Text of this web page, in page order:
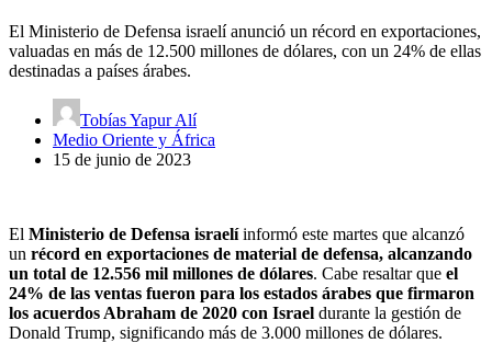
El Ministerio de Defensa israelí anunció un récord en exportaciones,
valuadas en más de 12.500 millones de dólares, con un 24% de ellas
destinadas a países árabes.
Tobías Yapur Alí
Medio Oriente y África
15 de junio de 2023
El Ministerio de Defensa israelíinformó este martes que alcanzó
un récord en exportaciones de material de defensa, alcanzando
un total de 12.556 mil millones de dólares. Cabe resaltar que el
24% de las ventas fueron para los estados árabes que firmaron
los acuerdos Abraham de 2020 con Israel durante la gestión de
Donald Trump, significando más de 3.000 millones de dólares.